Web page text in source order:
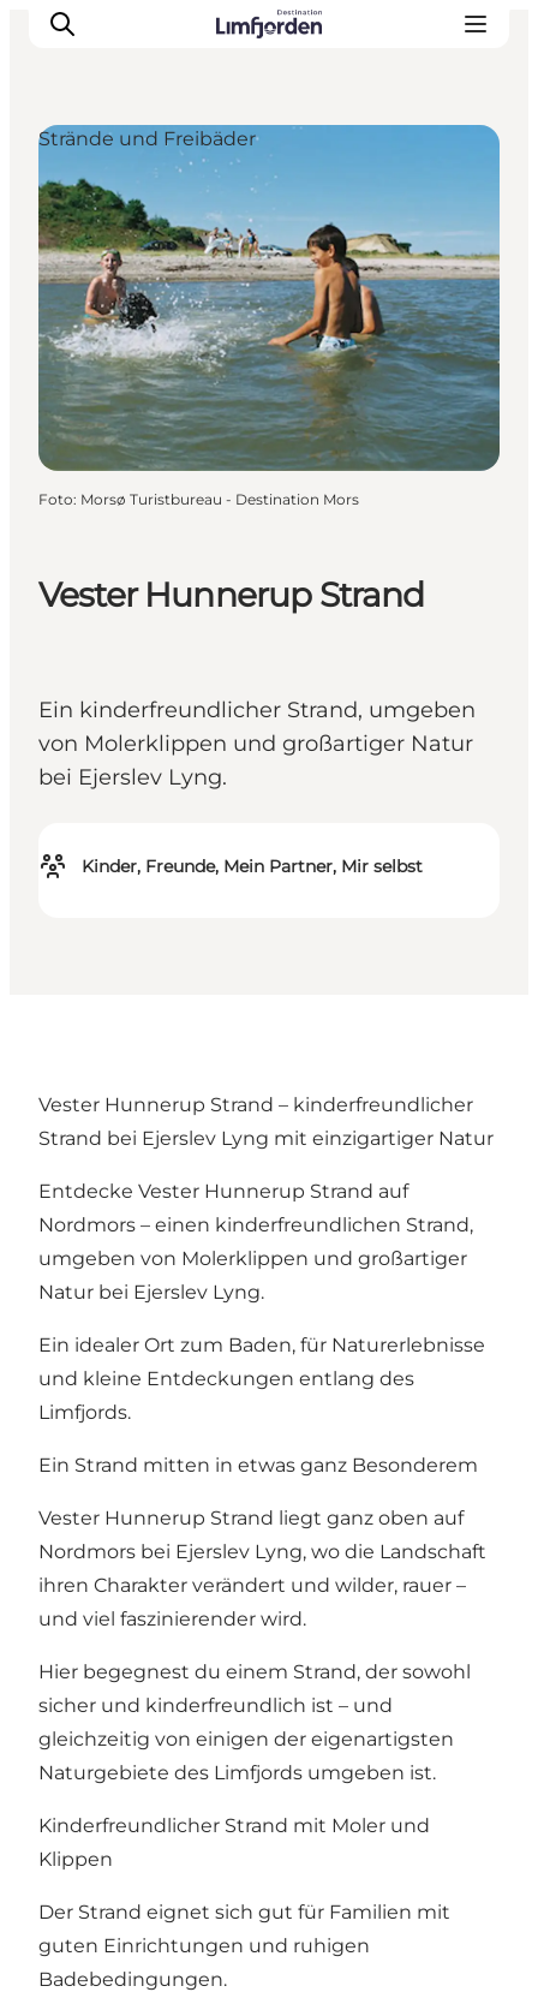
Vester Hunnerup Strand
Ein kinderfreundlicher Strand, umgeben
von Molerklippen und großartiger Natur
bei Ejerslev Lyng.
Kinder, Freunde, Mein Partner, Mir selbst
Strände und Freibäder
Foto: Morsø Turistbureau - Destination Mors
Vester Hunnerup Strand – kinderfreundlicher
Strand bei Ejerslev Lyng mit einzigartiger Natur
Entdecke Vester Hunnerup Strand auf
Nordmors – einen kinderfreundlichen Strand,
umgeben von Molerklippen und großartiger
Natur bei Ejerslev Lyng.
Ein idealer Ort zum Baden, für Naturerlebnisse
und kleine Entdeckungen entlang des
Limfjords.
Ein Strand mitten in etwas ganz Besonderem
Vester Hunnerup Strand liegt ganz oben auf
Nordmors bei Ejerslev Lyng, wo die Landschaft
ihren Charakter verändert und wilder, rauer –
und viel faszinierender wird.
Hier begegnest du einem Strand, der sowohl
sicher und kinderfreundlich ist – und
gleichzeitig von einigen der eigenartigsten
Naturgebiete des Limfjords umgeben ist.
Kinderfreundlicher Strand mit Moler und
Klippen
Der Strand eignet sich gut für Familien mit
guten Einrichtungen und ruhigen
Badebedingungen.